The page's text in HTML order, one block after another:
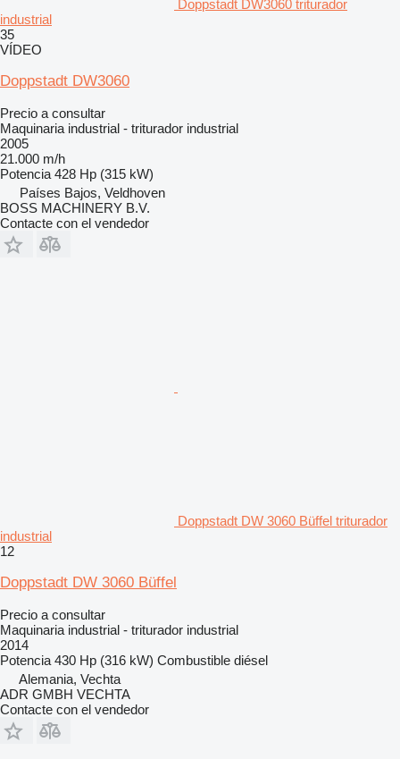
Doppstadt DW3060 triturador
industrial
35
VÍDEO
Doppstadt DW3060
Precio a consultar
Maquinaria industrial - triturador industrial
2005
21.000 m/h
Potencia 428 Hp (315 kW)
Países Bajos, Veldhoven
BOSS MACHINERY B.V.
Contacte con el vendedor
Doppstadt DW 3060 Büffel triturador
industrial
12
Doppstadt DW 3060 Büffel
Precio a consultar
Maquinaria industrial - triturador industrial
2014
Potencia 430 Hp (316 kW) Combustible diésel
Alemania, Vechta
ADR GMBH VECHTA
Contacte con el vendedor